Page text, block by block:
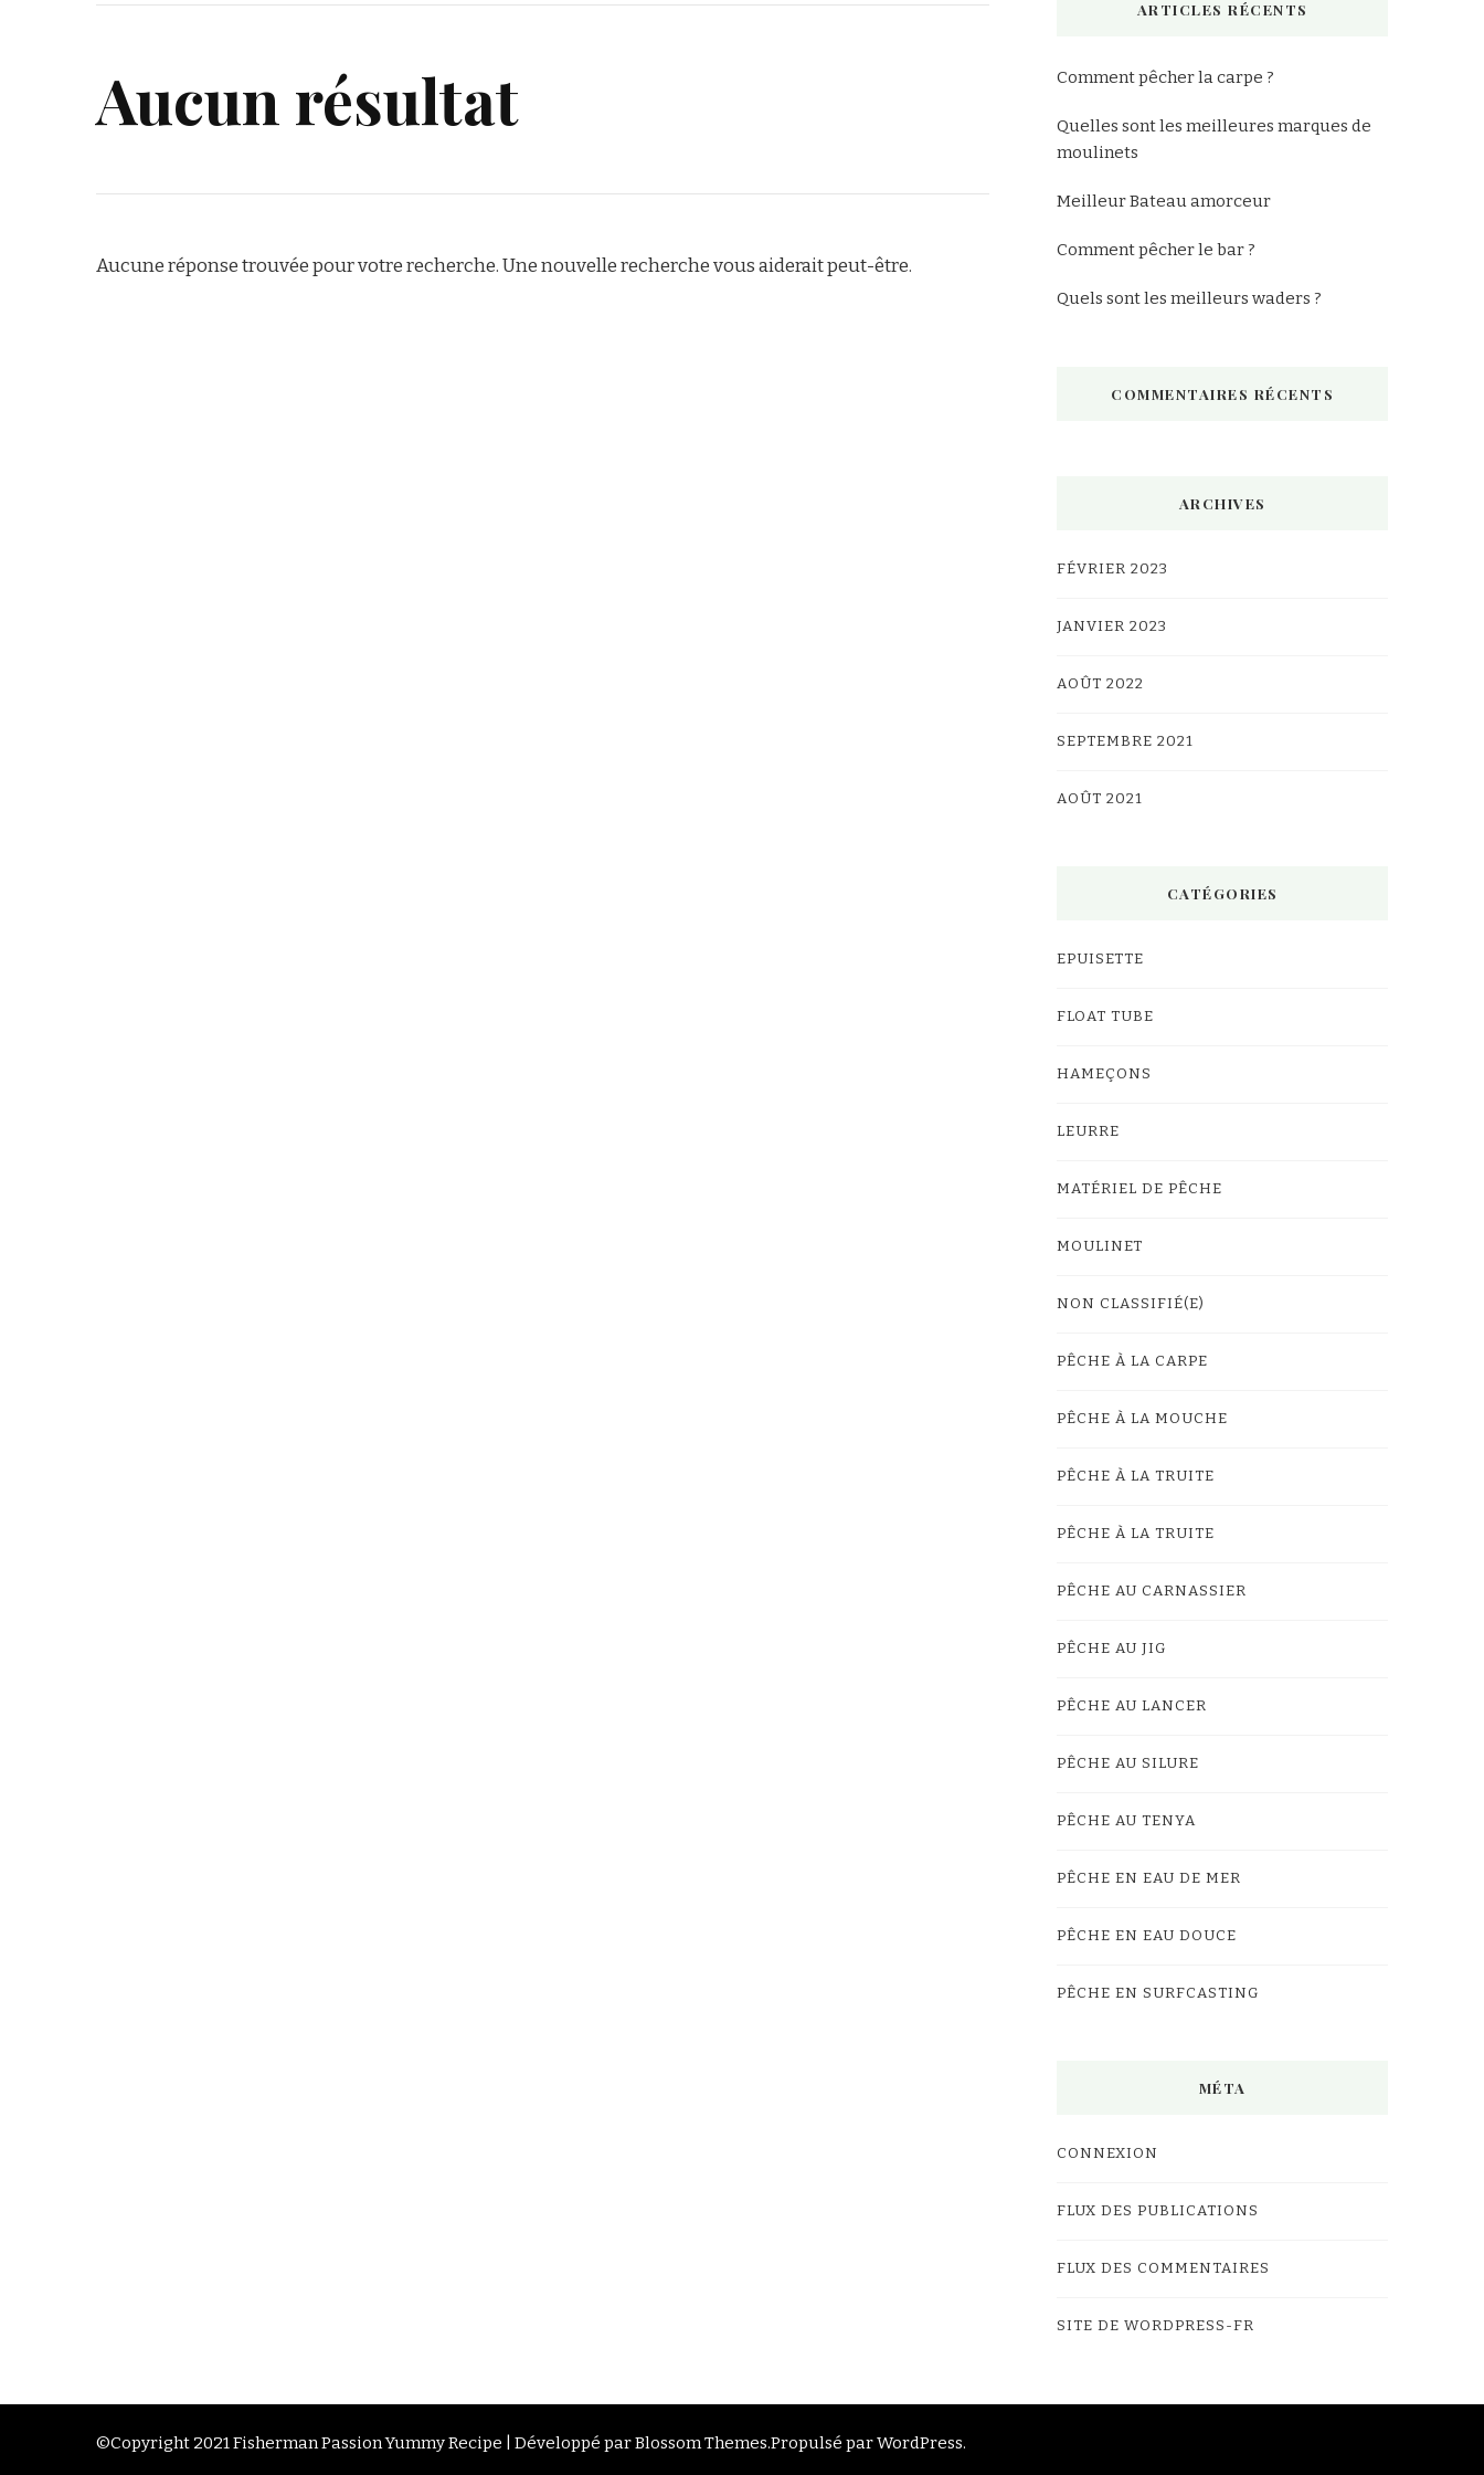
Aucun résultat
Aucune réponse trouvée pour votre recherche. Une nouvelle recherche vous aiderait peut-être.
ARTICLES RÉCENTS
Comment pêcher la carpe ?
Quelles sont les meilleures marques de
moulinets
Meilleur Bateau amorceur
Comment pêcher le bar ?
Quels sont les meilleurs waders ?
COMMENTAIRES RÉCENTS
ARCHIVES
FÉVRIER 2023
JANVIER 2023
AOÛT 2022
SEPTEMBRE 2021
AOÛT 2021
CATÉGORIES
EPUISETTE
FLOAT TUBE
HAMEÇONS
LEURRE
MATÉRIEL DE PÊCHE
MOULINET
NON CLASSIFIÉ(E)
PÊCHE À LA CARPE
PÊCHE À LA MOUCHE
PÊCHE À LA TRUITE
PÊCHE À LA TRUITE
PÊCHE AU CARNASSIER
PÊCHE AU JIG
PÊCHE AU LANCER
PÊCHE AU SILURE
PÊCHE AU TENYA
PÊCHE EN EAU DE MER
PÊCHE EN EAU DOUCE
PÊCHE EN SURFCASTING
MÉTA
CONNEXION
FLUX DES PUBLICATIONS
FLUX DES COMMENTAIRES
SITE DE WORDPRESS-FR
©Copyright 2021 Fisherman PassionYummy Recipe | Développé parBlossom Themes.Propulsé parWordPress.